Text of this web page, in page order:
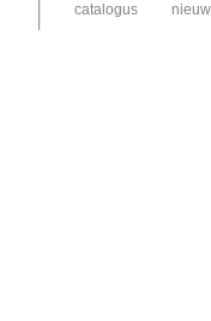
catalogus